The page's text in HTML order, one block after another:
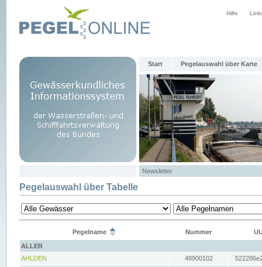
Hilfe
Start Pegelauswahl über Karte
Newsletter
Pegelauswahl über Tabelle
Pegelname Nummer
ALLER
AHLDEN
48900102